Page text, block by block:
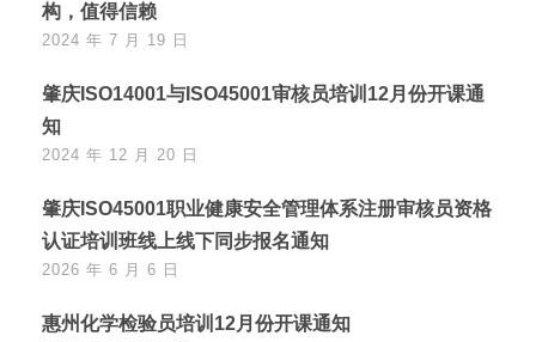
构，值得信赖
2024 年 7 月 19 日
肇庆ISO14001与ISO45001审核员培训12月份开课通
知
2024 年 12 月 20 日
肇庆ISO45001职业健康安全管理体系注册审核员资格
认证培训班线上线下同步报名通知
2026 年 6 月 6 日
惠州化学检验员培训12月份开课通知